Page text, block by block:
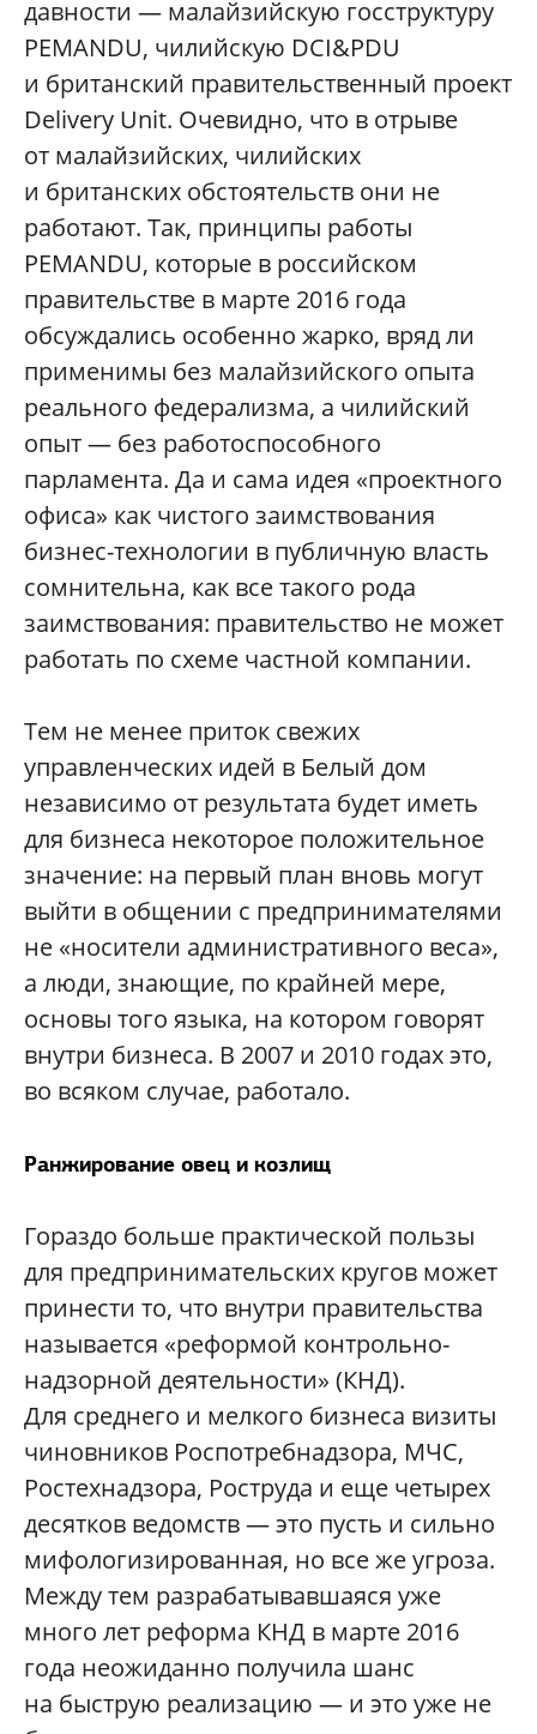
давности — малайзийскую госструктуру
PEMANDU, чилийскую DCI&PDU
и британский правительственный проект
Delivery Unit. Очевидно, что в отрыве
от малайзийских, чилийских
и британских обстоятельств они не
работают. Так, принципы работы
PEMANDU, которые в российском
правительстве в марте 2016 года
обсуждались особенно жарко, вряд ли
применимы без малайзийского опыта
реального федерализма, а чилийский
опыт — без работоспособного
парламента. Да и сама идея «проектного
офиса» как чистого заимствования
бизнес-технологии в публичную власть
сомнительна, как все такого рода
заимствования: правительство не может
работать по схеме частной компании.
Тем не менее приток свежих
управленческих идей в Белый дом
независимо от результата будет иметь
для бизнеса некоторое положительное
значение: на первый план вновь могут
выйти в общении с предпринимателями
не «носители административного веса»,
а люди, знающие, по крайней мере,
основы того языка, на котором говорят
внутри бизнеса. В 2007 и 2010 годах это,
во всяком случае, работало.
Ранжирование овец и козлищ
Гораздо больше практической пользы
для предпринимательских кругов может
принести то, что внутри правительства
называется «реформой контрольно-
надзорной деятельности» (КНД).
Для среднего и мелкого бизнеса визиты
чиновников Роспотребнадзора, МЧС,
Ростехнадзора, Роструда и еще четырех
десятков ведомств — это пусть и сильно
мифологизированная, но все же угроза.
Между тем разрабатывавшаяся уже
много лет реформа КНД в марте 2016
года неожиданно получила шанс
на быструю реализацию — и это уже не